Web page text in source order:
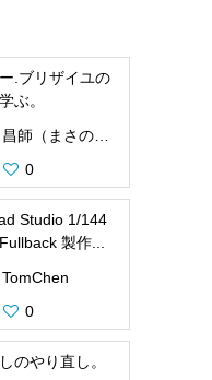
.ブリザイユの
ぶ。
0
Studio 1/144
製作...
TomChen
0
のやり直し。